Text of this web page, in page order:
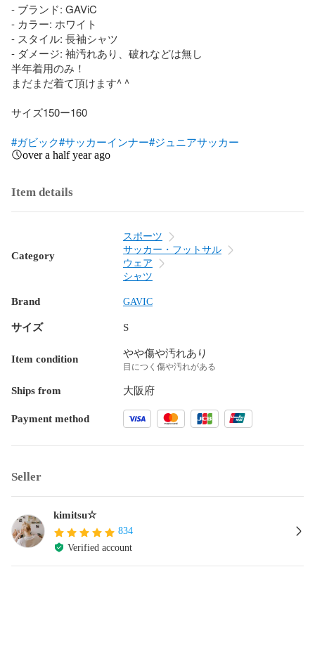
- ブランド: GAViC
- カラー: ホワイト
- スタイル: 長袖シャツ
- ダメージ: 袖汚れあり、破れなどは無し
半年着用のみ！
まだまだ着て頂けます^ ^
サイズ150ー160
#ガビック#サッカーインナー#ジュニアサッカー
over a half year ago
Item details
Category
スポーツ
サッカー・フットサル
ウェア
シャツ
Brand GAVIC
サイズ S
Item condition やや傷や汚れあり
目につく傷や汚れがある
Ships from 大阪府
Payment method
Seller
kimitsu☆
834
Verified account